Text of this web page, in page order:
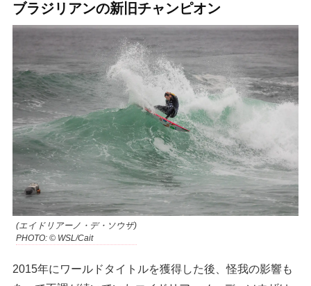
ブラジリアンの新旧チャンピオン
(エイドリアーノ・デ・ソウザ)
PHOTO: © WSL/Cait
2015年にワールドタイトルを獲得した後、怪我の影響も